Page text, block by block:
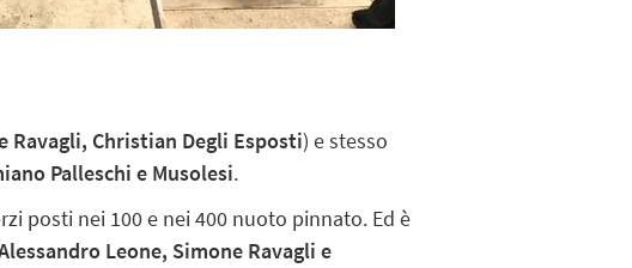
Ravagli, Christian Degli Esposti) e stesso
Palleschi e Musolesi.
posti nei 100 e nei 400 nuoto pinnato. Ed è
Leone, Simone Ravagli e